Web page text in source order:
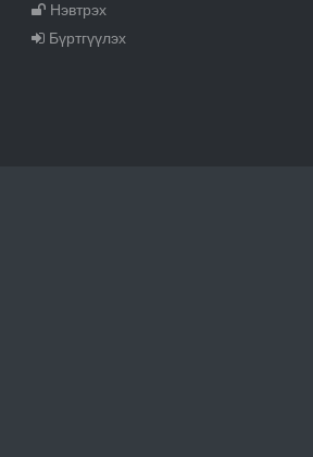
Нэвтрэх
Бүртгүүлэх